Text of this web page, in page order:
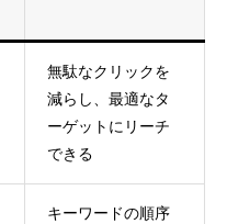
無駄なクリックを
減らし、最適なタ
ーゲットにリーチ
できる
キーワードの順序